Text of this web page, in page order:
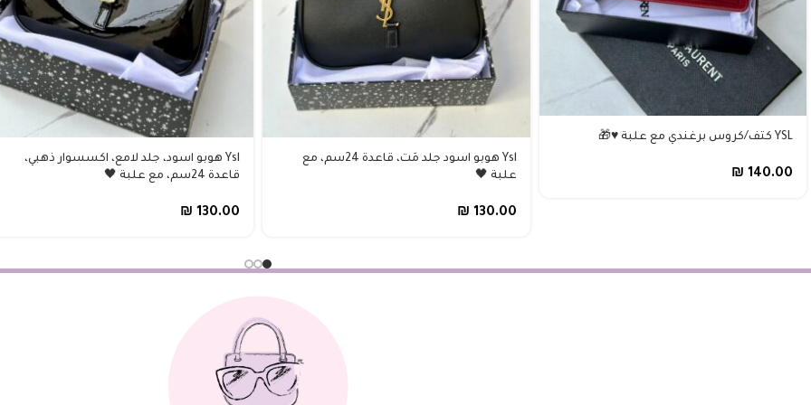
YSL كتف/كروس برغندي مع علبة ♥️🎁
₪ 140.00
Ysl هوبو اسود جلد مَت، قاعدة 24سم، مع
علبة 🖤
₪ 130.00
Ysl هوبو اسود، جلد لامع، اكسسوار ذهبي،
قاعدة 24سم، مع علبة 🖤
₪ 130.00